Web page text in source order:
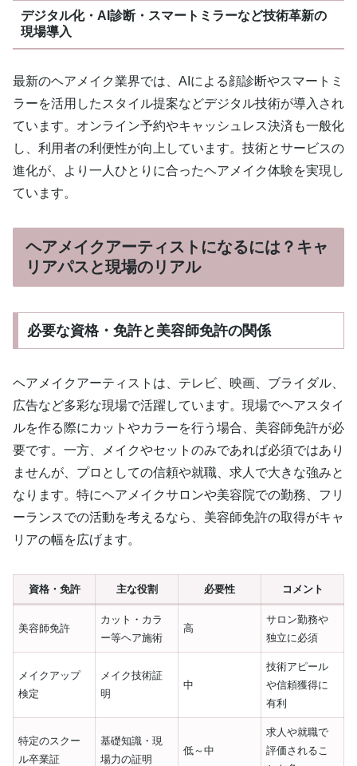
デジタル化・AI診断・スマートミラーなど技術革新の
現場導入
最新のヘアメイク業界では、AIによる顔診断やスマートミ
ラーを活用したスタイル提案などデジタル技術が導入され
ています。オンライン予約やキャッシュレス決済も一般化
し、利用者の利便性が向上しています。技術とサービスの
進化が、より一人ひとりに合ったヘアメイク体験を実現し
ています。
ヘアメイクアーティストになるには？キャ
リアパスと現場のリアル
必要な資格・免許と美容師免許の関係
ヘアメイクアーティストは、テレビ、映画、ブライダル、
広告など多彩な現場で活躍しています。現場でヘアスタイ
ルを作る際にカットやカラーを行う場合、美容師免許が必
要です。一方、メイクやセットのみであれば必須ではあり
ませんが、プロとしての信頼や就職、求人で大きな強みと
なります。特にヘアメイクサロンや美容院での勤務、フリ
ーランスでの活動を考えるなら、美容師免許の取得がキャ
リアの幅を広げます。
資格・免許 主な役割 必要性 コメント
美容師免許
カット・カラ
ー等ヘア施術
高
サロン勤務や
独立に必須
メイクアップ
検定
メイク技術証
明
中
技術アピール
や信頼獲得に
有利
特定のスクー
ル卒業証
基礎知識・現
場力の証明
低～中
求人や就職で
評価されるこ